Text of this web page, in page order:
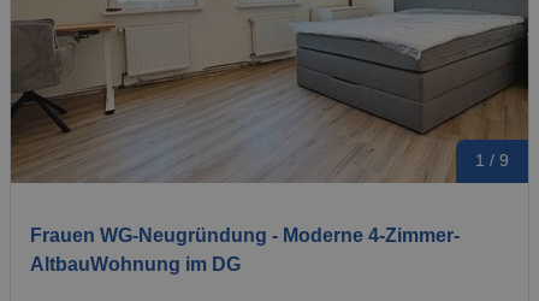
1 / 9
Frauen WG-Neugründung - Moderne 4-Zimmer-
AltbauWohnung im DG